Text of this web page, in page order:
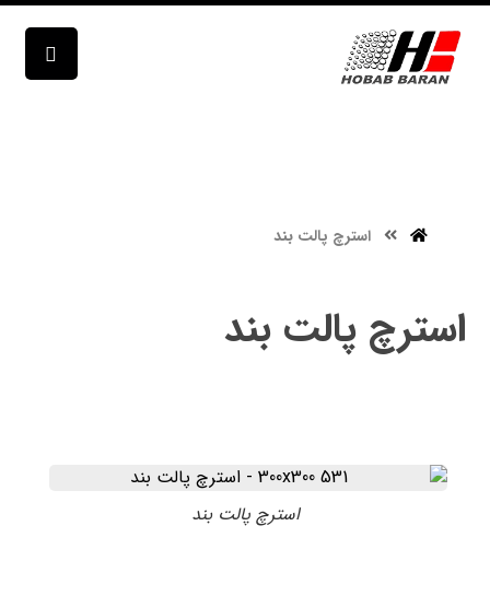
استرچ پالت بند
استرچ پالت بند
استرچ پالت بند